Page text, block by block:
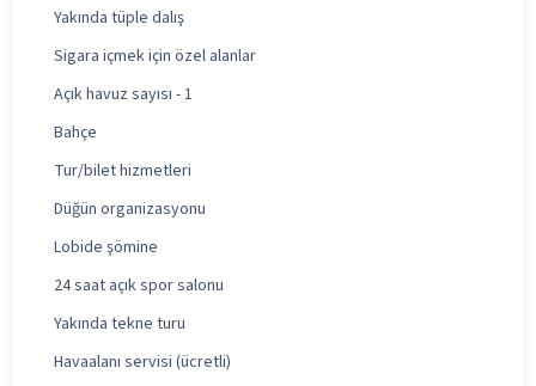
Yakında tüple dalış
Sigara içmek için özel alanlar
Açık havuz sayısı - 1
Bahçe
Tur/bilet hizmetleri
Düğün organizasyonu
Lobide şömine
24 saat açık spor salonu
Yakında tekne turu
Havaalanı servisi (ücretli)